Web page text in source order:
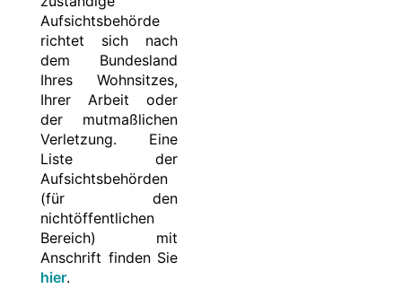
Aufsichtsbehörde
richtet sich nach
dem Bundesland
Ihres Wohnsitzes,
Ihrer Arbeit oder
der mutmaßlichen
Verletzung. Eine
Liste der
Aufsichtsbehörden
(für den
nichtöffentlichen
Bereich) mit
Anschrift finden Sie
hier.